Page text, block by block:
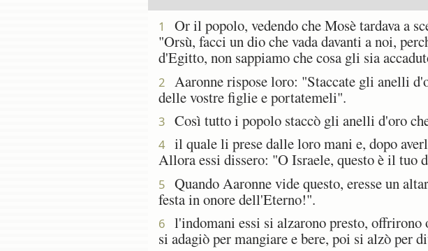
1
Or il popolo, vedendo che Mosè tardava a
"Orsù, facci un dio che vada davanti a noi,
d'Egitto, non sappiamo che cosa gli sia
2
Aaronne rispose loro: "Staccate gli anelli
delle vostre figlie e portatemeli".
3 Così tutto i popolo staccò gli anelli d'oro
4
il quale li prese dalle loro mani e, dopo
Allora essi dissero: "O Israele, questo è il tuo
5
Quando Aaronne vide questo, eresse un
festa in onore dell'Eterno!".
6
l'indomani essi si alzarono presto,
si adagiò per mangiare e bere, poi si alzò per